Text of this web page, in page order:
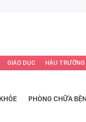
GIÁO DỤC HẬU TRƯỜNG
PHÒNG CHỮA